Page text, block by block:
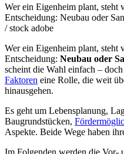
Wer ein Eigenheim plant, steht
Entscheidung: Neubau oder
/ stock adobe
Wer ein Eigenheim plant, steht
Entscheidung: Neubau oder
scheint die Wahl einfach –
Faktoren eine Rolle, die weit
hinausgehen.
Es geht um Lebensplanung,
Baugrundstücken,
Aspekte. Beide Wege haben
Im Folgenden werden die Vor-